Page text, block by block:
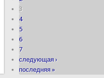
3
4
5
6
7
следующая ›
последняя »